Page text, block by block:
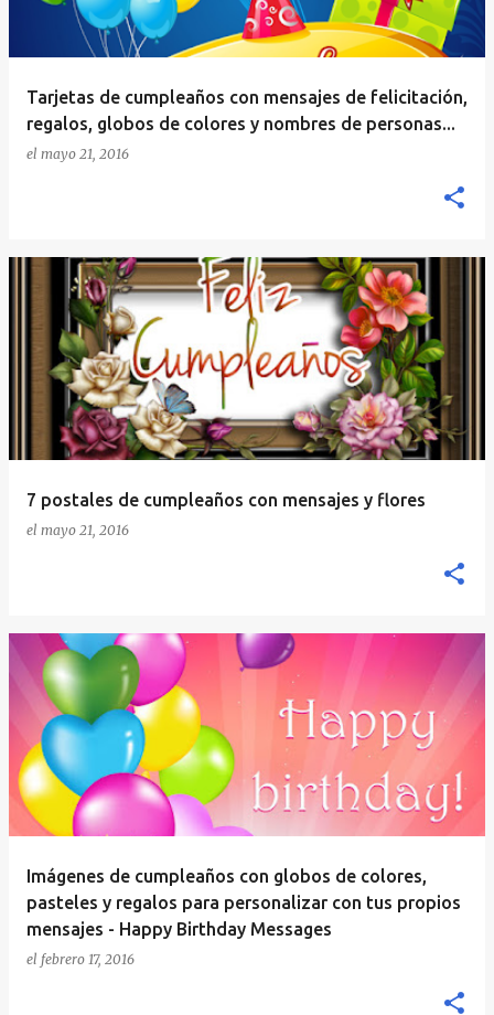
Tarjetas de cumpleaños con mensajes de felicitación,
regalos, globos de colores y nombres de personas...
el mayo 21, 2016
7 postales de cumpleaños con mensajes y flores
el mayo 21, 2016
Imágenes de cumpleaños con globos de colores,
pasteles y regalos para personalizar con tus propios
mensajes - Happy Birthday Messages
el febrero 17, 2016